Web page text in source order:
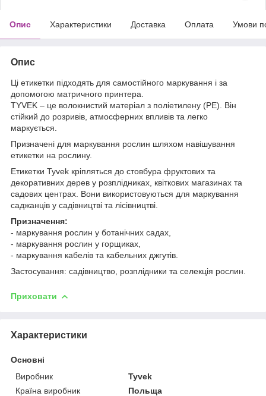
Опис Характеристики Доставка Оплата Умови
Опис
Ці етикетки підходять для самостійного маркування і за
допомогою матричного принтера.
TYVEK – це волокнистий матеріал з поліетилену (PE). Він
стійкий до розривів, атмосферних впливів та легко
маркується.
Призначені для маркування рослин шляхом навішування
етикетки на рослину.
Етикетки Tyvek кріпляться до стовбура фруктових та
декоративних дерев у розплідниках, квіткових магазинах та
садових центрах. Вони використовуються для маркування
саджанців у садівництві та лісівництві.
Призначення:
- маркування рослин у ботанічних садах,
- маркування рослин у горщиках,
- маркування кабелів та кабельних джгутів.
Застосування: садівництво, розплідники та селекція рослин.
Приховати
Характеристики
Основні
Виробник
Tyvek
Країна виробник
Польща